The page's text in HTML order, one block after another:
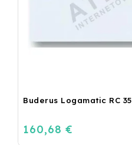
Buderus Logamatic RC 35
160,68 €